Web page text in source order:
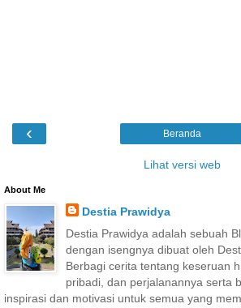
‹ Beranda
Lihat versi web
About Me
Destia Prawidya
Destia Prawidya adalah sebuah
dengan isengnya dibuat oleh
Berbagi cerita tentang keseruan
pribadi, dan perjalanannya serta
inspirasi dan motivasi untuk semua yang